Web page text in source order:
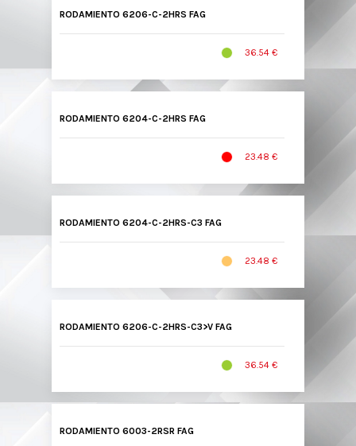
RODAMIENTO 6206-C-2HRS FAG
36.54 €
RODAMIENTO 6204-C-2HRS FAG
23.48 €
RODAMIENTO 6204-C-2HRS-C3 FAG
23.48 €
RODAMIENTO 6206-C-2HRS-C3>V FAG
36.54 €
RODAMIENTO 6003-2RSR FAG